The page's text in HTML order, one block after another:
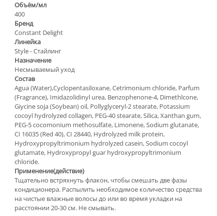
Объём/мл
400
Бренд
Constant Delight
Линейка
Style - Стайлинг
Назначение
Несмываемый уход
Состав
Agua (Water),Cyclopentasiloxane, Cetrimonium chloride, Parfum
(Fragrance), Imidazolidinyl urea, Benzophenone-4, Dimethlcone,
Giycine soja (Soybean) oil, Pollyglyceryl-2 stearate, Potassium
cocoyl hydrolyzed collagen, PEG-40 stearate, Silica, Xanthan gum,
PEG-5 cocomonium methosulfate, Limonene, Sodium glutanate,
CI 16035 (Red 40), CI 28440, Hydrolyzed milk protein,
Hydroxypropyltrimonium hydrolyzed casein, Sodium cocoyl
glutamate, Hydroxypropyl guar hydroxypropyltrimonium
chloride.
Применение(действие)
Тщательно встряхнуть флакон, чтобы смешать две фазы
кондиционера. Распылить необходимое количество средства
на чистые влажные волосы до или во время укладки на
расстоянии 20-30 см. Не смывать.